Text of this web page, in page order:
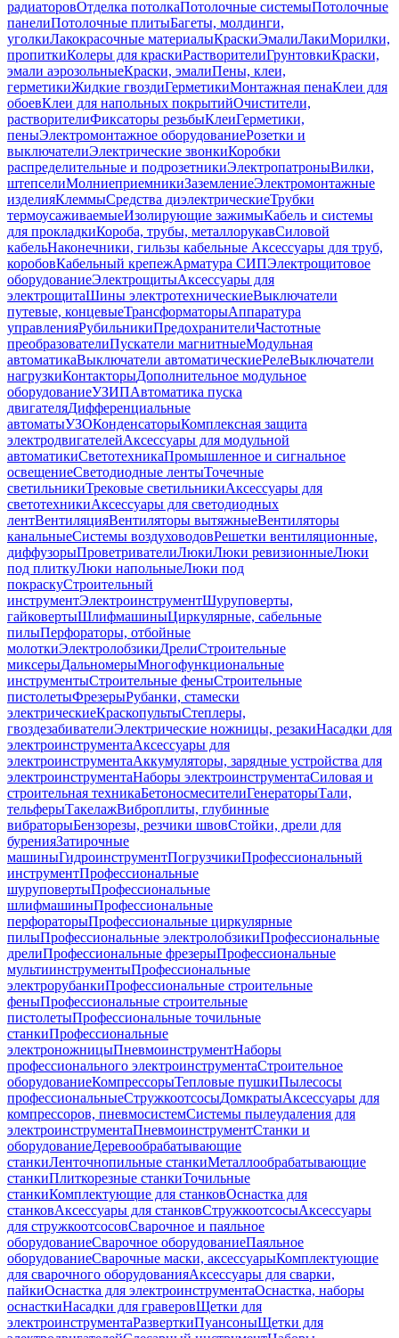
радиаторовОтделка потолкаПотолочные системыПотолочные
панелиПотолочные плитыБагеты, молдинги,
уголкиЛакокрасочные материалыКраскиЭмалиЛакиМорилки,
пропиткиКолеры для краскиРастворителиГрунтовкиКраски,
эмали аэрозольныеКраски, эмалиПены, клеи,
герметикиЖидкие гвоздиГерметикиМонтажная пенаКлеи для
обоевКлеи для напольных покрытийОчистители,
растворителиФиксаторы резьбыКлеиГерметики,
пеныЭлектромонтажное оборудованиеРозетки и
выключателиЭлектрические звонкиКоробки
распределительные и подрозетникиЭлектропатроныВилки,
штепселиМолниеприемникиЗаземлениеЭлектромонтажные
изделияКлеммыСредства диэлектрическиеТрубки
термоусаживаемыеИзолирующие зажимыКабель и системы
для прокладкиКороба, трубы, металлорукавСиловой
кабельНаконечники, гильзы кабельные Аксессуары для труб,
коробовКабельный крепежАрматура СИПЭлектрощитовое
оборудованиеЭлектрощитыАксессуары для
электрощитаШины электротехническиеВыключатели
путевые, концевыеТрансформаторыАппаратура
управленияРубильникиПредохранителиЧастотные
преобразователиПускатели магнитныеМодульная
автоматикаВыключатели автоматическиеРелеВыключатели
нагрузкиКонтакторыДополнительное модульное
оборудованиеУЗИПАвтоматика пуска
двигателяДифференциальные
автоматыУЗОКонденсаторыКомплексная защита
электродвигателейАксессуары для модульной
автоматикиСветотехникаПромышленное и сигнальное
освещениеСветодиодные лентыТочечные
светильникиТрековые светильникиАксессуары для
светотехникиАксессуары для светодиодных
лентВентиляцияВентиляторы вытяжныеВентиляторы
канальныеСистемы воздуховодовРешетки вентиляционные,
диффузорыПроветривателиЛюкиЛюки ревизионныеЛюки
под плиткуЛюки напольныеЛюки под
покраскуСтроительный
инструментЭлектроинструментШуруповерты,
гайковертыШлифмашиныЦиркулярные, сабельные
пилыПерфораторы, отбойные
молоткиЭлектролобзикиДрелиСтроительные
миксерыДальномерыМногофункциональные
инструментыСтроительные феныСтроительные
пистолетыФрезерыРубанки, стамески
электрическиеКраскопультыСтеплеры,
гвоздезабивателиЭлектрические ножницы, резакиНасадки для
электроинструментаАксессуары для
электроинструментаАккумуляторы, зарядные устройства для
электроинструментаНаборы электроинструментаСиловая и
строительная техникаБетоносмесителиГенераторыТали,
тельферыТакелажВиброплиты, глубинные
вибраторыБензорезы, резчики швовСтойки, дрели для
буренияЗатирочные
машиныГидроинструментПогрузчикиПрофессиональный
инструментПрофессиональные
шуруповертыПрофессиональные
шлифмашиныПрофессиональные
перфораторыПрофессиональные циркулярные
пилыПрофессиональные электролобзикиПрофессиональные
дрелиПрофессиональные фрезерыПрофессиональные
мультиинструментыПрофессиональные
электрорубанкиПрофессиональные строительные
феныПрофессиональные строительные
пистолетыПрофессиональные точильные
станкиПрофессиональные
электроножницыПневмоинструментНаборы
профессионального электроинструментаСтроительное
оборудованиеКомпрессорыТепловые пушкиПылесосы
профессиональныеСтружкоотсосыДомкратыАксессуары для
компрессоров, пневмосистемСистемы пылеудаления для
электроинструментаПневмоинструментСтанки и
оборудованиеДеревообрабатывающие
станкиЛенточнопильные станкиМеталлообрабатывающие
станкиПлиткорезные станкиТочильные
станкиКомплектующие для станковОснастка для
станковАксессуары для станковСтружкоотсосыАксессуары
для стружкоотсосовСварочное и паяльное
оборудованиеСварочное оборудованиеПаяльное
оборудованиеСварочные маски, аксессуарыКомплектующие
для сварочного оборудованияАксессуары для сварки,
пайкиОснастка для электроинструментаОснастка, наборы
оснасткиНасадки для граверовЩетки для
электроинструментаРазверткиПуансоныЩетки для